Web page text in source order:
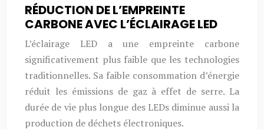
RÉDUCTION DE L’EMPREINTE
CARBONE AVEC L’ÉCLAIRAGE LED
L’éclairage LED a une empreinte carbone
significativement plus faible que les technologies
traditionnelles. Sa faible consommation d’énergie
réduit les émissions de gaz à effet de serre. La
durée de vie plus longue des LEDs diminue aussi la
production de déchets électroniques.